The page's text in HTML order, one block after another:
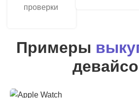
проверки
Примеры